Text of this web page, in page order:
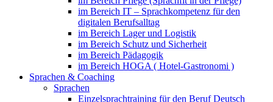
im Bereich IT – Sprachkompetenz für den
digitalen Berufsalltag
im Bereich Lager und Logistik
im Bereich Schutz und Sicherheit
im Bereich Pädagogik
im Bereich HOGA ( Hotel-Gastronomi )
Sprachen & Coaching
Sprachen
Einzelsprachtraining für den Beruf Deutsch